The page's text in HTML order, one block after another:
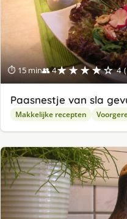
⏱ 15 min👥 4★★★★☆ 4
Paasnestje van sla
Makkelijke recepten